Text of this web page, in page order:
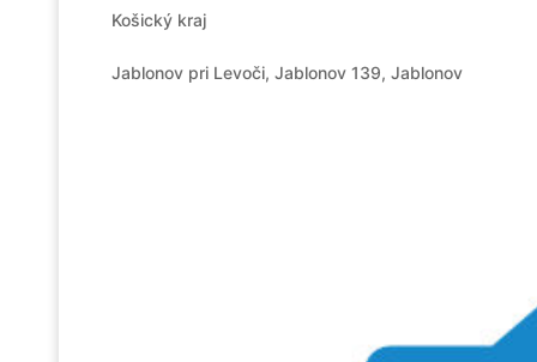
Košický kraj
Jablonov pri Levoči, Jablonov 139, Jablonov